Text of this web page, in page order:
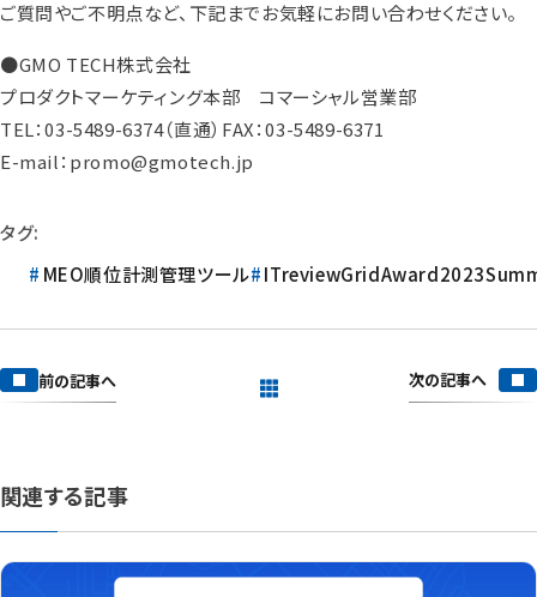
ご質問やご不明点など、下記までお気軽にお問い合わせください。
●GMO TECH株式会社
プロダクトマーケティング本部 コマーシャル営業部
TEL：03-5489-6374（直通）FAX：03-5489-6371
E-mail：promo@gmotech.jp
タグ:
MEO順位計測管理ツール
前の記事へ 次の記事へ
関連する記事